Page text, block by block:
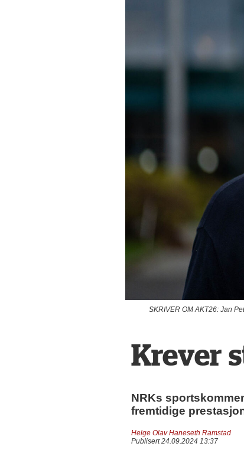
SKRIVER OM AKT26: Jan
Krever
NRKs
fremtidige
Helge Olav Haneseth Ramstad
Publisert 24.09.2024 13:37